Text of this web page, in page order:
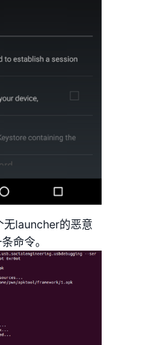
无launcher的恶意
命令。